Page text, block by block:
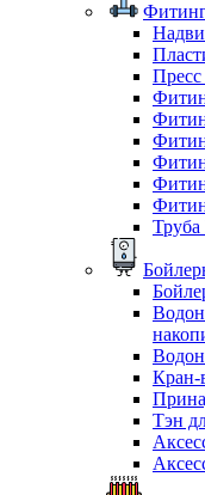
Кран-
Тэн